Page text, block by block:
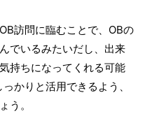
訪問に臨むことで、OBの
でいるみたいだし、出来
持ちになってくれる可能
かりと活用できるよう、
う。